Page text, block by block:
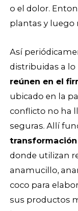
o el dolor.
plantas y luego
Así
distribuidas a
reúnen en el
ubicado en la
conflicto no ha
seguras. Allí
donde utilizan
anamucillo,
coco para
sus productos